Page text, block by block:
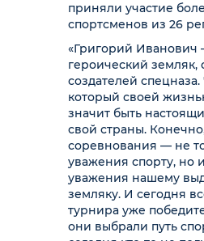
приняли участие
спортсменов из 26
«Григорий
героический земляк,
создателей
который своей
значит быть
свой страны.
соревнования — не
уважения спорту, но
уважения нашему
земляку. И сегодня
турнира уже
они выбрали путь